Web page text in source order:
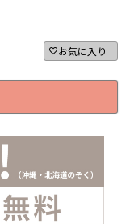
お気に入り